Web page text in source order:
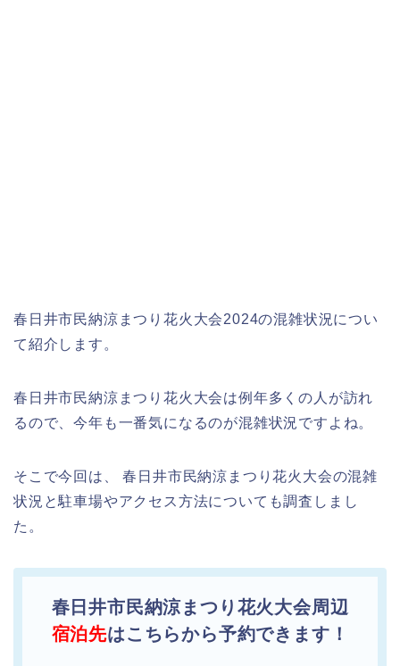
春日井市民納涼まつり花火大会2024の混雑状況につい
て紹介します。
春日井市民納涼まつり花火大会は例年多くの人が訪れ
るので、今年も一番気になるのが混雑状況ですよね。
そこで今回は、 春日井市民納涼まつり花火大会の混雑
状況と駐車場やアクセス方法についても調査しまし
た。
春日井市民納涼まつり花火大会周辺
宿泊先はこちらから予約できます！